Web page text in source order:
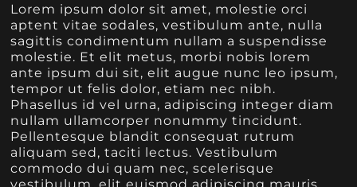
Lorem ipsum dolor sit amet, molestie orci
aptent vitae sodales, vestibulum ante, nulla
sagittis condimentum nullam a suspendisse
molestie. Et elit metus, morbi nobis lorem
ante ipsum dui sit, elit augue nunc leo ipsum,
tempor ut felis dolor, etiam nec nibh.
Phasellus id vel urna, adipiscing integer diam
nullam ullamcorper nonummy tincidunt.
Pellentesque blandit consequat rutrum
aliquam sed, taciti lectus. Vestibulum
commodo dui quam nec, scelerisque
vestibulum, elit euismod adipiscing mauris